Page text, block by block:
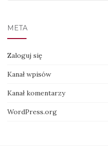
META
Zaloguj się
Kanał wpisów
Kanał komentarzy
WordPress.org